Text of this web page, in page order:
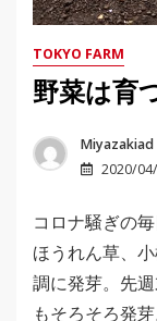
TOKYO FARM
野菜は育
Miyazakiad
2020/
コロナ騒ぎの
ほうれん草、
調に発芽。先
もそろそろ発